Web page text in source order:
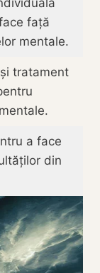
față
mentale.
tratament
a face
din